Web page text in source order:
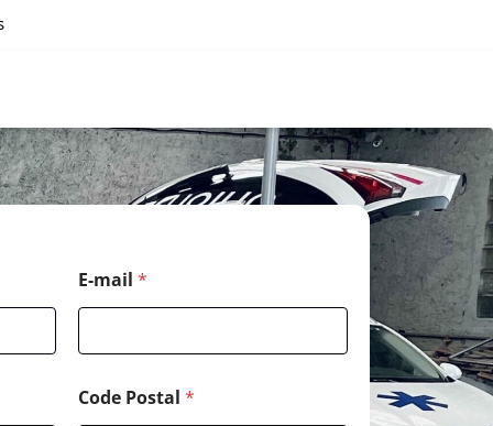
E-mail *
Code Postal *